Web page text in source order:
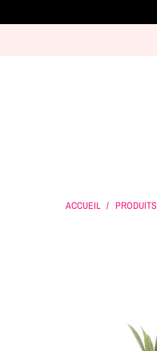
ACCUEIL / PRODUITS